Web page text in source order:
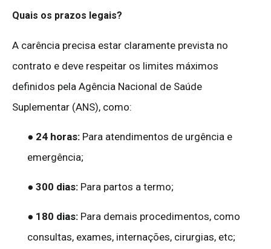
Quais os prazos legais?
A carência precisa estar claramente prevista no
contrato e deve respeitar os limites máximos
definidos pela Agência Nacional de Saúde
Suplementar (ANS), como:
● 24 horas: Para atendimentos de urgência e
emergência;
● 300 dias: Para partos a termo;
● 180 dias: Para demais procedimentos, como
consultas, exames, internações, cirurgias, etc;